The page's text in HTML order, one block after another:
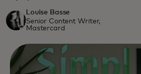
Louise Basse
Senior Content Writer,
Mastercard